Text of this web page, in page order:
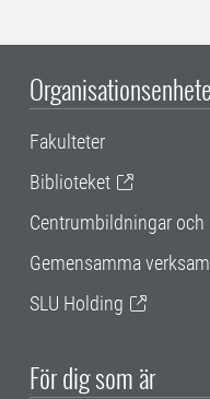
Fakulteter
Biblioteket
Centrumbildningar
Gemensamma
SLU Holding
För dig som är